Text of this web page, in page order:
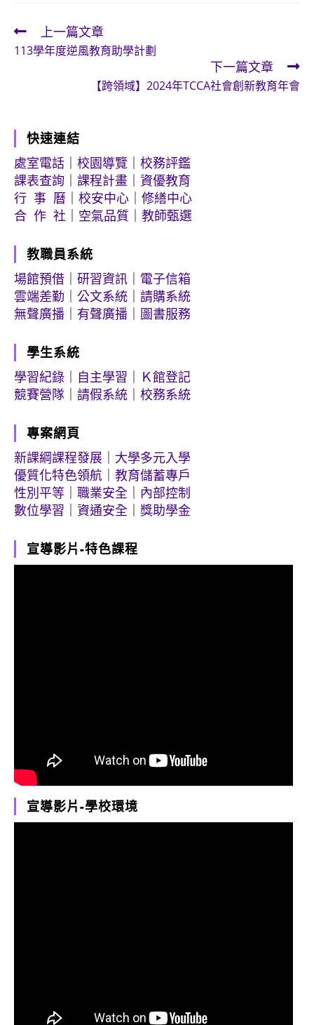
Read
more
上一篇文章
113學年度逆風教育助學計劃
下一篇文章
【跨領域】2024年TCCA社會創新教育年會
快速連結
處室電話
校園導覽
校務評鑑
課表查詢
課程計畫
資優教育
行 事 曆
校安中心
修繕中心
合 作 社
空氣品質 教師甄選
教職員系統
場館預借
研習資訊
電子信箱
雲端差勤
公文系統
請購系統
無聲廣播
有聲廣播 圖書服務
學生系統
學習紀錄
自主學習
Ｋ館登記
競賽營隊
請假系統 校務系統
專案網頁
新課綱課程發展
大學多元入學
優質化特色領航
教育儲蓄專戶
性別平等
職業安全
內部控制
數位學習
資通安全 獎助學金
宣導影片-特色課程
宣導影片-學校環境